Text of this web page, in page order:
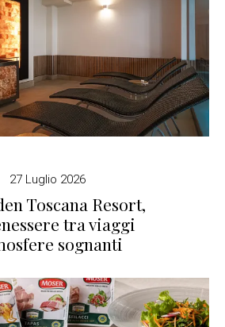
27 Luglio 2026
Toscana Resort,
tra viaggi
sognanti